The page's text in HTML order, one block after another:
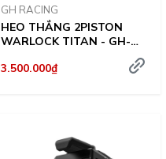
GH RACING
HEO THẮNG 2PISTON
WARLOCK TITAN - GH-
3.500.000₫